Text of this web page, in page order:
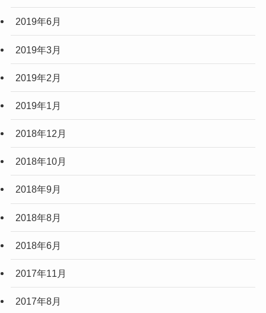
2019年6月
2019年3月
2019年2月
2019年1月
2018年12月
2018年10月
2018年9月
2018年8月
2018年6月
2017年11月
2017年8月